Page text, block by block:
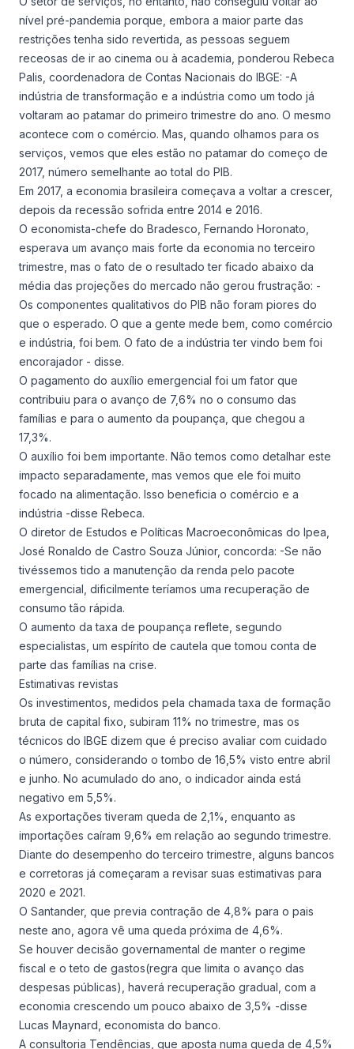
nível pré-pandemia porque, embora a maior parte das
restrições tenha sido revertida, as pessoas seguem
receosas de ir ao cinema ou à academia, ponderou Rebeca
Palis, coordenadora de Contas Nacionais do IBGE: -A
indústria de transformação e a indústria como um todo já
voltaram ao patamar do primeiro trimestre do ano. O mesmo
acontece com o comércio. Mas, quando olhamos para os
serviços, vemos que eles estão no patamar do começo de
2017, número semelhante ao total do PIB.
Em 2017, a economia brasileira começava a voltar a crescer,
depois da recessão sofrida entre 2014 e 2016.
O economista-chefe do Bradesco, Fernando Horonato,
esperava um avanço mais forte da economia no terceiro
trimestre, mas o fato de o resultado ter ficado abaixo da
média das projeções do mercado não gerou frustração: -
Os componentes qualitativos do PIB não foram piores do
que o esperado. O que a gente mede bem, como comércio
e indústria, foi bem. O fato de a indústria ter vindo bem foi
encorajador - disse.
O pagamento do auxílio emergencial foi um fator que
contribuiu para o avanço de 7,6% no o consumo das
famílias e para o aumento da poupança, que chegou a
17,3%.
O auxílio foi bem importante. Não temos como detalhar este
impacto separadamente, mas vemos que ele foi muito
focado na alimentação. Isso beneficia o comércio e a
indústria -disse Rebeca.
O diretor de Estudos e Políticas Macroeconômicas do Ipea,
José Ronaldo de Castro Souza Júnior, concorda: -Se não
tivéssemos tido a manutenção da renda pelo pacote
emergencial, dificilmente teríamos uma recuperação de
consumo tão rápida.
O aumento da taxa de poupança reflete, segundo
especialistas, um espírito de cautela que tomou conta de
parte das famílias na crise.
Estimativas revistas
Os investimentos, medidos pela chamada taxa de formação
bruta de capital fixo, subiram 11% no trimestre, mas os
técnicos do IBGE dizem que é preciso avaliar com cuidado
o número, considerando o tombo de 16,5% visto entre abril
e junho. No acumulado do ano, o indicador ainda está
negativo em 5,5%.
As exportações tiveram queda de 2,1%, enquanto as
importações caíram 9,6% em relação ao segundo trimestre.
Diante do desempenho do terceiro trimestre, alguns bancos
e corretoras já começaram a revisar suas estimativas para
2020 e 2021.
O Santander, que previa contração de 4,8% para o pais
neste ano, agora vê uma queda próxima de 4,6%.
Se houver decisão governamental de manter o regime
fiscal e o teto de gastos(regra que limita o avanço das
despesas públicas), haverá recuperação gradual, com a
economia crescendo um pouco abaixo de 3,5% -disse
Lucas Maynard, economista do banco.
A consultoria Tendências, que aposta numa queda de 4,5%